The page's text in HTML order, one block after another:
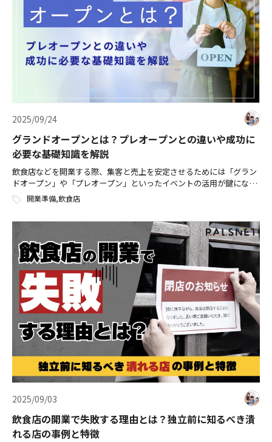
2025/09/24
グランドオープンとは？プレオープンとの違いや成功に
必要な基礎知識を解説
飲食店などを開業する際、集客と売上を安定させるためには「グラン
ドオープン」や「プレオープン」といったイベントの活用が鍵になり
ます。 グランドオープンは単なる開店日ではなく、お店の運営を軌道
に乗せる重要なチャンスです。 こ […]
開業準備,飲食店
2025/09/03
飲食店の開業で失敗する理由とは？独立前に知るべき潰
れる店の事例と特徴